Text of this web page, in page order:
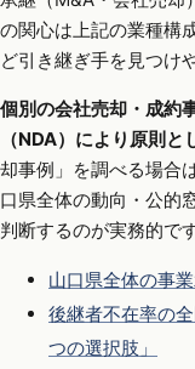
の関心は上記の業種構
ど引き継ぎ手を見つけ
個別の会社売却・成約
（NDA）により原則と
却事例」を調べる場合
口県全体の動向・公的
判断するのが実務的で
山口県全体の事
後継者不在率の
つの選択肢」